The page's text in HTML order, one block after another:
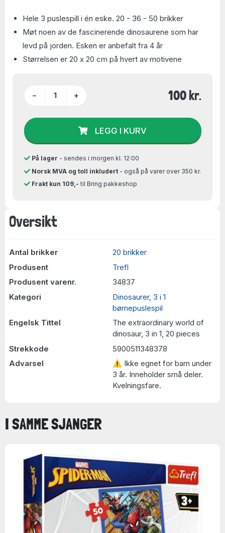
Oversikt
Antal brikker
20 brikker
Produsent
Trefl
Produsent varenr.
34837
Kategori
Dinosaurer, 3 i 1
børnepuslespil
Engelsk Tittel
The extraordinary world of
dinosaur, 3 in 1, 20 pieces
Strekkode
5900511348378
Advarsel
⚠ Ikke egnet for barn under
3 år. Inneholder små deler.
Kvelningsfare.
Hele 3 puslespill i én eske. 20 - 36 - 50 brikker
Møt noen av de fascinerende dinosaurene som har
levd på jorden. Esken er anbefalt fra 4 år
Størrelsen er 20 x 20 cm på hvert av motivene
− + 100 kr.
LEGG I KURV
På lager - sendes i morgen kl. 12:00
Norsk MVA og toll inkludert- også på varer over 350 kr.
Frakt kun 109,- til Bring pakkeshop
I SAMME SJANGER